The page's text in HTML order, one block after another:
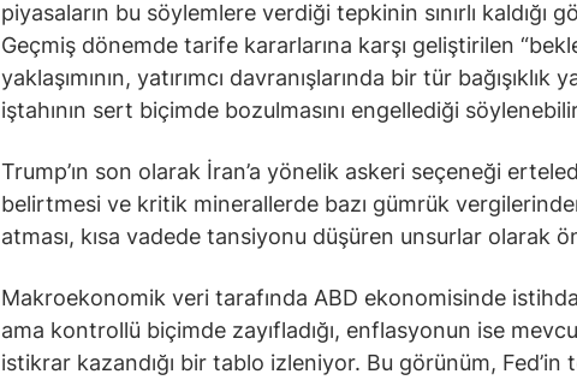
piyasaların bu söylemlere verdiği tepkinin sınırlı kaldığı
Geçmiş dönemde tarife kararlarına karşı geliştirilen
yaklaşımının, yatırımcı davranışlarında bir tür bağışıklık
iştahının sert biçimde bozulmasını engellediği
Trump’ın son olarak İran’a yönelik askeri seçeneği
belirtmesi ve kritik minerallerde bazı gümrük
atması, kısa vadede tansiyonu düşüren unsurlar olarak
Makroekonomik veri tarafında ABD ekonomisinde
ama kontrollü biçimde zayıfladığı, enflasyonun ise
istikrar kazandığı bir tablo izleniyor. Bu görünüm, Fed’in